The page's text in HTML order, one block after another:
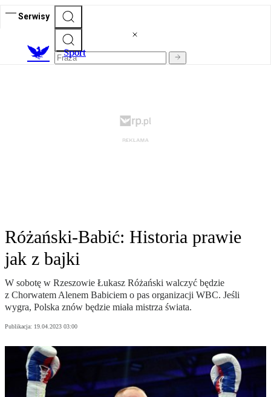
Serwisy
Sport
Różański-Babić: Historia prawie
jak z bajki
W sobotę w Rzeszowie Łukasz Różański walczyć będzie
z Chorwatem Alenem Babiciem o pas organizacji WBC. Jeśli
wygra, Polska znów będzie miała mistrza świata.
Publikacja: 19.04.2023 03:00